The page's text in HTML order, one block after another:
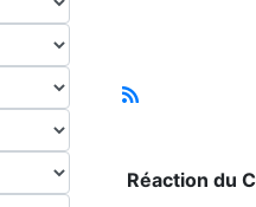
Réaction du